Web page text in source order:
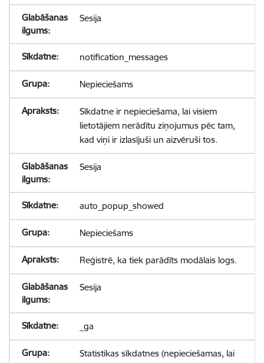
Sesija
notification_messages
Nepieciešams
Sīkdatne ir nepieciešama, lai visiem
lietotājiem nerādītu ziņojumus pēc tam,
kad viņi ir izlasījuši un aizvēruši tos.
Sesija
auto_popup_showed
Nepieciešams
Reģistrē, ka tiek parādīts modālais logs.
Sesija
_ga
Statistikas sīkdatnes (nepieciešamas, lai